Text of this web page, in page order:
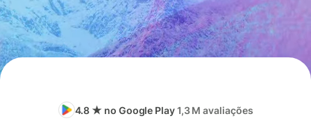
4.8 ★ no Google Play1,3 M avaliações